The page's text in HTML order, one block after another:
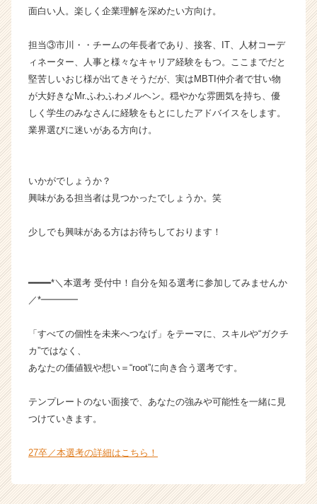
が
活
サ
イ
ト
チ
ア
h
r
C
e
r）
面白い人。楽しく企業理解を深めたい方向け。
担当③市川・・チームの年長者であり、接客、IT、人材コーデ
ィネーター、人事と様々なキャリア経験をもつ。ここまでだと
堅苦しいおじ様が出てきそうだが、実はMBTI仲介者で甘い物
が大好きなMr.ふわふわメルヘン。穏やかな雰囲気を持ち、優
しく学生のみなさんに経験をもとにしたアドバイスをします。
業界選びに迷いがある方向け。
いかがでしょうか？
興味がある担当者は見つかったでしょうか。笑
少しでも興味がある方はお待ちしております！
━━━━*＼本選考 受付中！自分を知る選考に参加してみませんか
／*━━━━
「すべての個性を未来へつなげ」をテーマに、スキルや“ガクチ
カ”ではなく、
あなたの価値観や想い＝“root”に向き合う選考です。
テンプレートのない面接で、あなたの強みや可能性を一緒に見
つけていきます。
27卒／本選考の詳細はこちら！